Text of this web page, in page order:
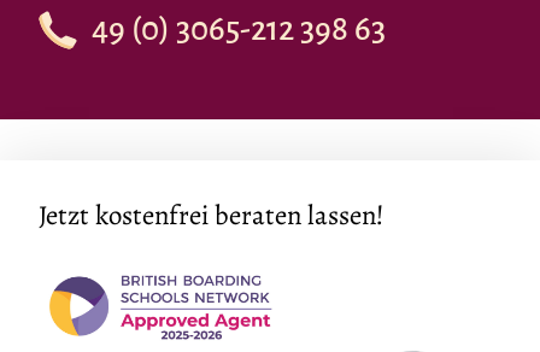
49 (0) 3065-212 398 63
Jetzt kostenfrei beraten lassen!